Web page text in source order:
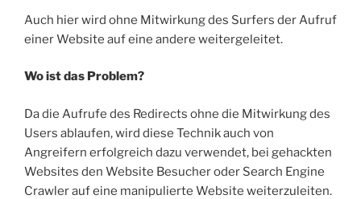
Auch hier wird ohne Mitwirkung des Surfers der Aufruf
einer Website auf eine andere weitergeleitet.
Wo ist das Problem?
Da die Aufrufe des Redirects ohne die Mitwirkung des
Users ablaufen, wird diese Technik auch von
Angreifern erfolgreich dazu verwendet, bei gehackten
Websites den Website Besucher oder Search Engine
Crawler auf eine manipulierte Website weiterzuleiten.